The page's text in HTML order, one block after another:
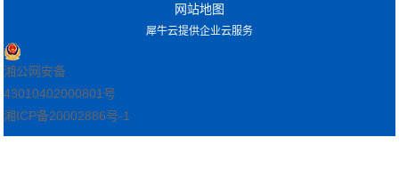
网站地图
犀牛云提供企业云服务
湘公网安备
43010402000801号
湘ICP备20002886号-1